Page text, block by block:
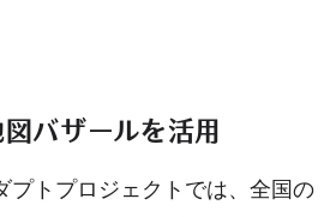
バザールを活用
プトプロジェクトでは、全国の